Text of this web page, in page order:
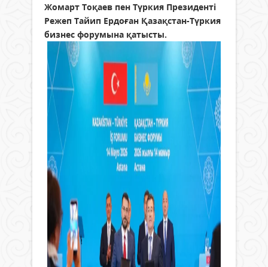
Жомарт Тоқаев пен Түркия Президенті
Режеп Тайип Ердоған Қазақстан-Түркия
бизнес форумына қатысты.